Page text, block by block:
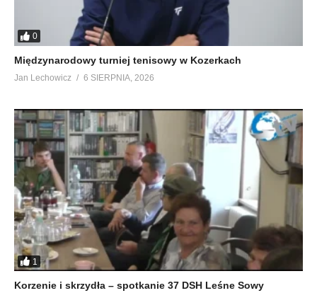
0
Międzynarodowy turniej tenisowy w Kozerkach
Jan Lechowicz 6 SIERPNIA, 2026
1
Korzenie i skrzydła – spotkanie 37 DSH Leśne Sowy